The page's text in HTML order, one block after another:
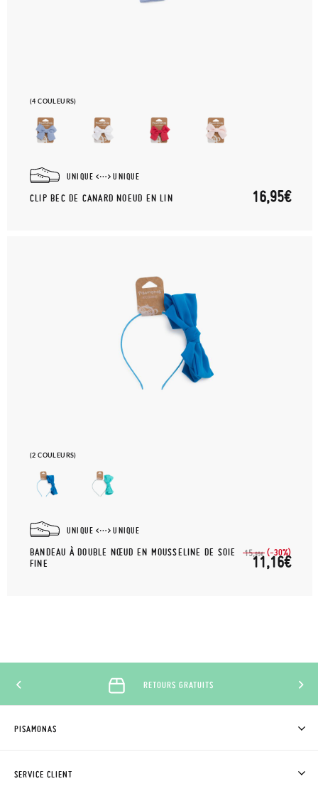
(4 COULEURS)
UNIQUE UNIQUE
CLIP BEC DE CANARD NOEUD EN LIN 16,95€
(2 COULEURS)
UNIQUE UNIQUE
BANDEAU À DOUBLE NŒUD EN MOUSSELINE DE SOIE
FINE
15,95€ (-30%)
11,16€
RETOURS GRATUITS
PISAMONAS
SERVICE CLIENT